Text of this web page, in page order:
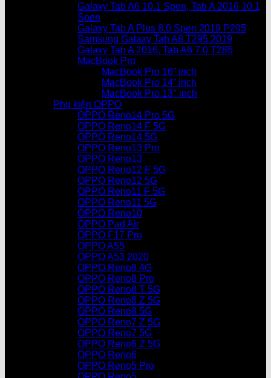
Galaxy Tab A6 10.1 Spen, Tab A 2016 10.1
Spen
Galaxy Tab A Plus 8.0 Spen 2019 P205
Samsung Galaxy Tab A8 T295 2019
Galaxy Tab A 2016, Tab A6 7.0 T285
MacBook Pro
MacBook Pro 16” inch
MacBook Pro 14” inch
MacBook Pro 13″ inch
Phụ kiện OPPO
OPPO Reno14 Pro 5G
OPPO Reno14 F 5G
OPPO Reno14 5G
OPPO Reno13 Pro
OPPO Reno13
OPPO Reno12 F 5G
OPPO Reno12 5G
OPPO Reno11 F 5G
OPPO Reno11 5G
OPPO Reno10
OPPO Pad Air
OPPO F17 Pro
OPPO A55
OPPO A53 2020
OPPO Reno8 4G
OPPO Reno8 Pro
OPPO Reno8 T 5G
OPPO Reno8 Z 5G
OPPO Reno8 5G
OPPO Reno7 Z 5G
OPPO Reno7 5G
OPPO Reno6 Z 5G
OPPO Reno6
OPPO Reno5 Pro